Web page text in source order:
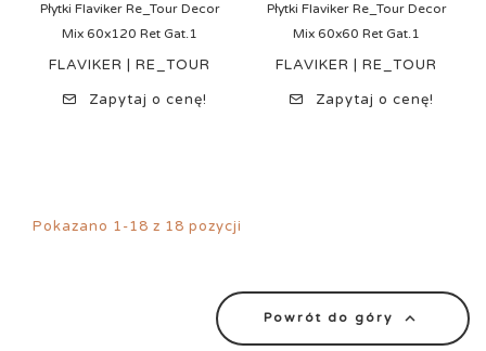
Płytki Flaviker Re_Tour Decor
Mix 60x120 Ret Gat.1
FLAVIKER | RE_TOUR
Zapytaj o cenę!
Płytki Flaviker Re_Tour Decor
Mix 60x60 Ret Gat.1
FLAVIKER | RE_TOUR
Zapytaj o cenę!
Pokazano 1-18 z 18 pozycji
Powrót do góry 